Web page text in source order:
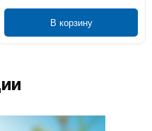
В корзину